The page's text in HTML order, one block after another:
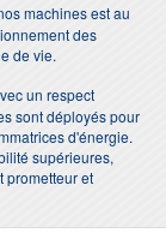
machines est au
des
de vie.
un respect
sont déployés pour
d'énergie.
supérieures,
prometteur et